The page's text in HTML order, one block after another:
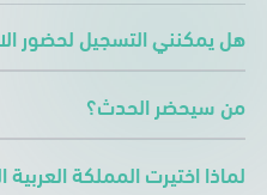
هل يمكنني التسجيل لحضور
من سيحضر الحدث؟
لماذا اختيرت المملكة